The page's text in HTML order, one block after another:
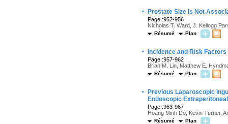
· Prostate Size Is Not
Page :952-956
Nicholas T. Ward, J. Kellogg
Résumé Plan
· Incidence and Risk
Page :957-962
Brian M. Lin, Matthew E.
Résumé Plan
·
Previous Laparoscopic
Endoscopic
Page :963-967
Hoang Minh Do, Kevin Turner,
Résumé Plan